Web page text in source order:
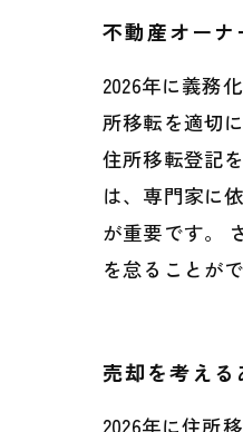
不動産オー
2026年に義務
所移転を適切
住所移転登記
は、専門家に
が重要です。
を怠ることが
売却を考え
2026年に住所